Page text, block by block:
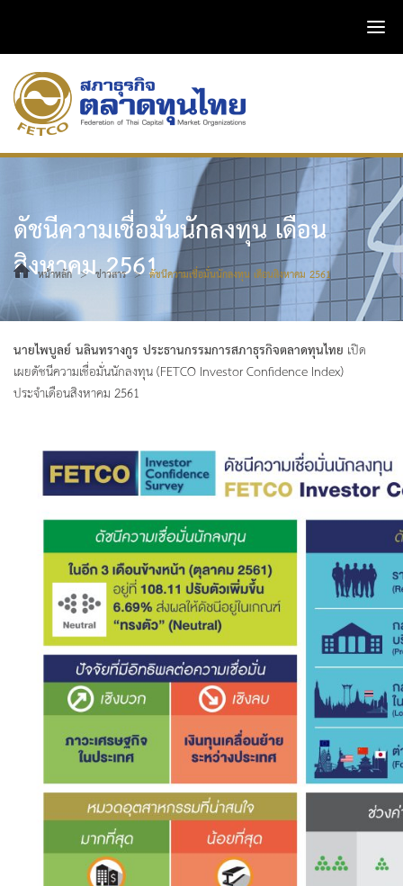
ดัชนีความเชื่อมั่นนักลงทุน เดือน
สิงหาคม 2561
หน้าหลัก > ข่าวสาร > ดัชนีความเชื่อมั่นนักลงทุน เดือนสิงหาคม 2561
นายไพบูลย์ นลินทรางกูร ประธานกรรมการสภาธุรกิจตลาดทุนไทย เปิด
เผยดัชนีความเชื่อมั่นนักลงทุน (FETCO Investor Confidence Index)
ประจำเดือนสิงหาคม 2561